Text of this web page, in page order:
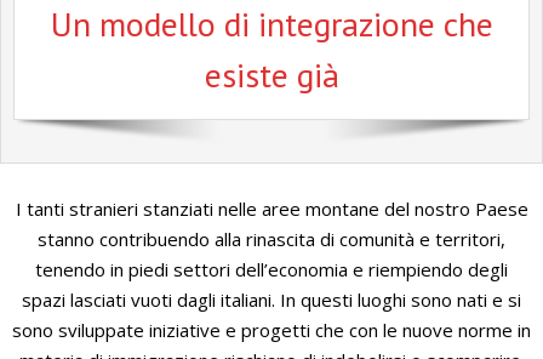
Un modello di integrazione che
esiste già
I tanti stranieri stanziati nelle aree montane del nostro Paese
stanno contribuendo alla rinascita di comunità e territori,
tenendo in piedi settori dell’economia e riempiendo degli
spazi lasciati vuoti dagli italiani. In questi luoghi sono nati e si
sono sviluppate iniziative e progetti che con le nuove norme in